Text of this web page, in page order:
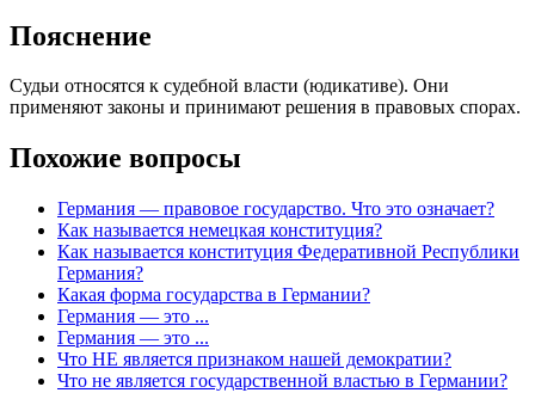
Пояснение
Судьи относятся к судебной власти (юдикативе). Они
применяют законы и принимают решения в правовых спорах.
Похожие вопросы
Германия — правовое государство. Что это означает?
Как называется немецкая конституция?
Как называется конституция Федеративной Республики
Германия?
Какая форма государства в Германии?
Германия — это ...
Германия — это ...
Что НЕ является признаком нашей демократии?
Что не является государственной властью в Германии?